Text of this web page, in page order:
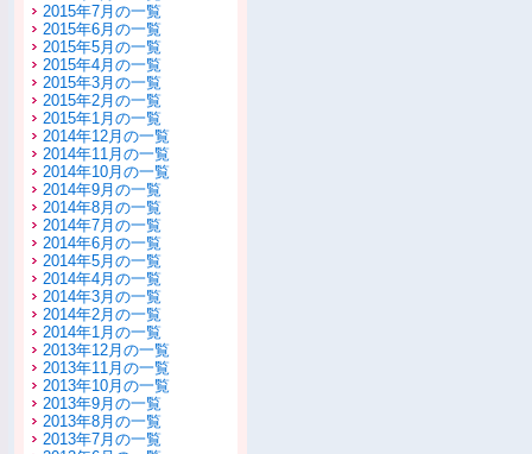
2015年7月の一覧
2015年6月の一覧
2015年5月の一覧
2015年4月の一覧
2015年3月の一覧
2015年2月の一覧
2015年1月の一覧
2014年12月の一覧
2014年11月の一覧
2014年10月の一覧
2014年9月の一覧
2014年8月の一覧
2014年7月の一覧
2014年6月の一覧
2014年5月の一覧
2014年4月の一覧
2014年3月の一覧
2014年2月の一覧
2014年1月の一覧
2013年12月の一覧
2013年11月の一覧
2013年10月の一覧
2013年9月の一覧
2013年8月の一覧
2013年7月の一覧